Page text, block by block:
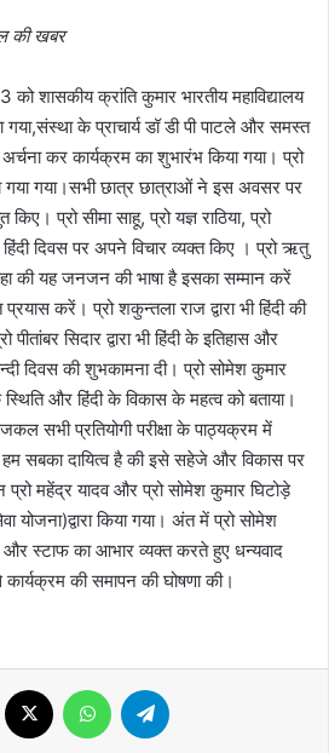
की खबर
शासकीय क्रांति कुमार भारतीय महाविद्यालय
गया,संस्था के प्राचार्य डॉ डी पी पाटले और समस्त
अर्चना कर कार्यक्रम का शुभारंभ किया गया। प्रो
गया गया।सभी छात्र छात्राओं ने इस अवसर पर
प्रो सीमा साहू, प्रो यज्ञ राठिया, प्रो
दिवस पर अपने विचार व्यक्त किए । प्रो ऋतु
की यह जनजन की भाषा है इसका सम्मान करें
करें। प्रो शकुन्तला राज द्वारा भी हिंदी की
सिदार द्वारा भी हिंदी के इतिहास और
दिवस की शुभकामना दी। प्रो सोमेश कुमार
और हिंदी के विकास के महत्व को बताया।
सभी प्रतियोगी परीक्षा के पाठ्यक्रम में
सबका दायित्व है की इसे सहेजे और विकास पर
महेंद्र यादव और प्रो सोमेश कुमार घिटोड़े
योजना)द्वारा किया गया। अंत में प्रो सोमेश
और स्टाफ का आभार व्यक्त करते हुए धन्यवाद
की समापन की घोषणा की।
Facebook WhatsApp